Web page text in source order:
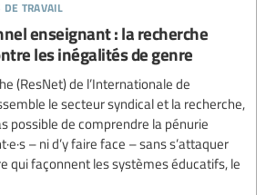
de travail
enseignant : la recherche
les inégalités de genre
(ResNet) de l’Internationale de
le secteur syndical et la recherche,
possible de comprendre la pénurie
– ni d’y faire face – sans s’attaquer
qui façonnent les systèmes éducatifs, le